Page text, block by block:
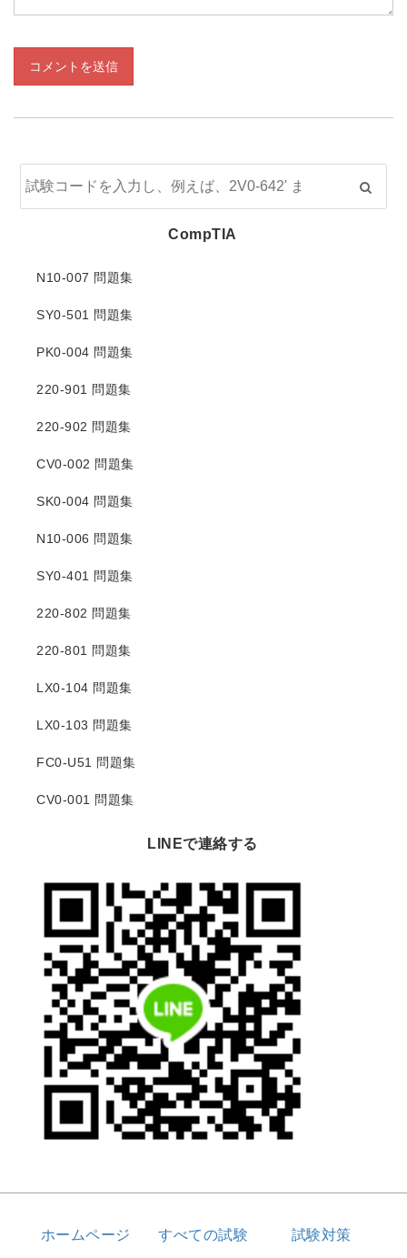
コメントを送信
CompTIA
N10-007 問題集
SY0-501 問題集
PK0-004 問題集
220-901 問題集
220-902 問題集
CV0-002 問題集
SK0-004 問題集
N10-006 問題集
SY0-401 問題集
220-802 問題集
220-801 問題集
LX0-104 問題集
LX0-103 問題集
FC0-U51 問題集
CV0-001 問題集
LINEで連絡する
ホームページ すべての試験 試験対策